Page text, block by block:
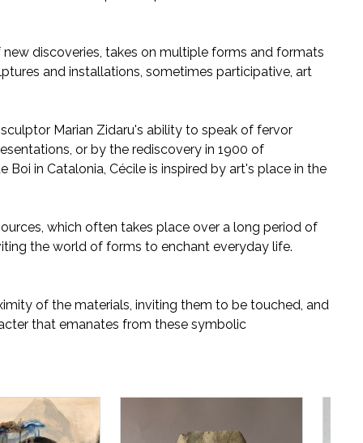
discoveries, takes on multiple forms and formats
and installations, sometimes participative, art
Marian Zidaru's ability to speak of fervor
or by the rediscovery in 1900 of
in Catalonia, Cécile is inspired by art's place in the
which often takes place over a long period of
the world of forms to enchant everyday life.
of the materials, inviting them to be touched, and
that emanates from these symbolic